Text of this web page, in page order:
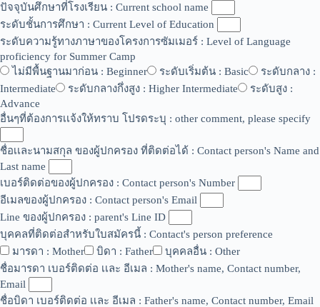
ปัจจุบันศึกษาที่โรงเรียน : Current school name
ระดับชั้นการศึกษา : Current Level of Education
ระดับความรู้ทางภาษาของโครงการซัมเมอร์ : Level of Language
proficiency for Summer Camp
ไม่มีพื้นฐานมาก่อน : Beginner
ระดับเริ่มต้น : Basic
ระดับกลาง :
Intermediate
ระดับกลางกึ่งสูง : Higher Intermediate
ระดับสูง :
Advance
อื่นๆที่ต้องการเเจ้งให้ทราบ โปรดระบุ : other comment, please specify
ชื่อเเละนามสกุล ของผู้ปกครอง ที่ติดต่อได้ : Contact person's Name and
Last name
เบอร์ติดต่อของผู้ปกครอง : Contact person's Number
อีเมลของผู้ปกครอง : Contact person's Email
Line ของผู้ปกครอง : parent's Line ID
บุคคลที่ติดต่อสำหรับใบสมัครนี้ : Contact's person preference
มารดา : Mother
บิดา : Father
บุคคลอื่น : Other
ชื่อมารดา เบอร์ติดต่อ เเละ อีเมล : Mother's name, Contact number,
Email
ชื่อบิดา เบอร์ติดต่อ เเละ อีเมล : Father's name, Contact number, Email